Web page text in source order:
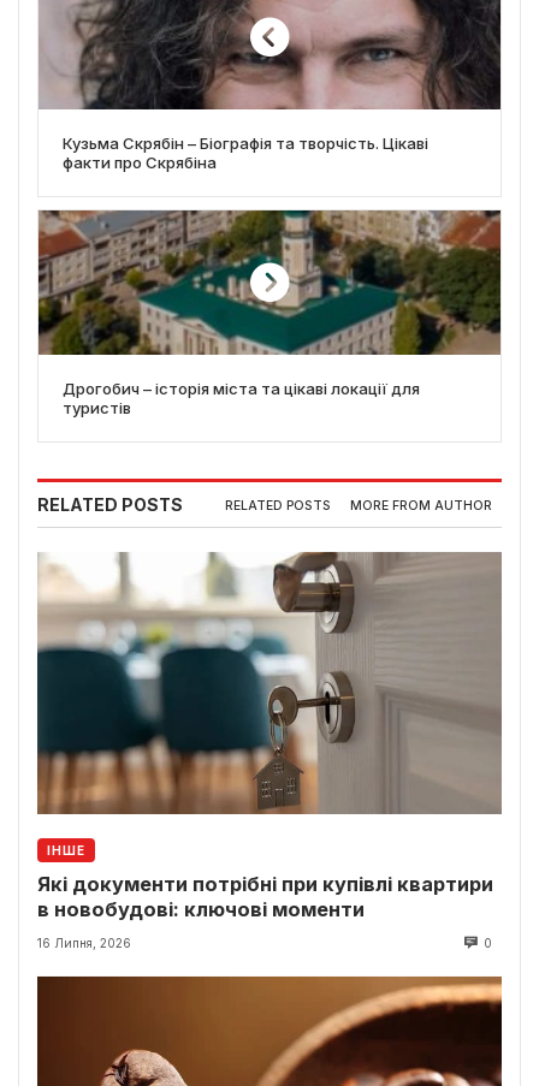
Кузьма Скрябін – Біографія та творчість. Цікаві
факти про Скрябіна
Дрогобич – історія міста та цікаві локації для
туристів
RELATED POSTS RELATED POSTS MORE FROM AUTHOR
ІНШЕ
Які документи потрібні при купівлі квартири
в новобудові: ключові моменти
16 Липня, 2026 0